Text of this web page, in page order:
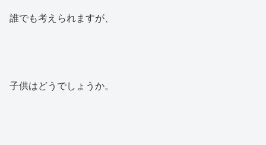
誰でも考えられますが、
子供はどうでしょうか。